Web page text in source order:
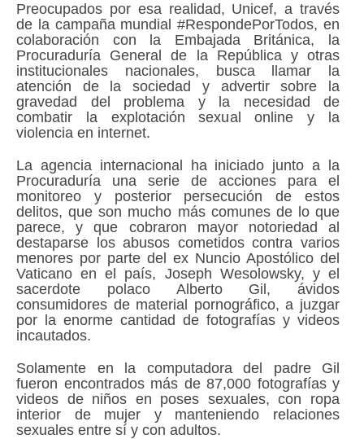
Preocupados por esa realidad, Unicef, a través
de la campaña mundial #RespondePorTodos, en
colaboración con la Embajada Británica, la
Procuraduría General de la República y otras
institucionales nacionales, busca llamar la
atención de la sociedad y advertir sobre la
gravedad del problema y la necesidad de
combatir la explotación sexual online y la
violencia en internet.
La agencia internacional ha iniciado junto a la
Procuraduría una serie de acciones para el
monitoreo y posterior persecución de estos
delitos, que son mucho más comunes de lo que
parece, y que cobraron mayor notoriedad al
destaparse los abusos cometidos contra varios
menores por parte del ex Nuncio Apostólico del
Vaticano en el país, Joseph Wesolowsky, y el
sacerdote polaco Alberto Gil, ávidos
consumidores de material pornográfico, a juzgar
por la enorme cantidad de fotografías y videos
incautados.
Solamente en la computadora del padre Gil
fueron encontrados más de 87,000 fotografías y
videos de niños en poses sexuales, con ropa
interior de mujer y manteniendo relaciones
sexuales entre sí y con adultos.